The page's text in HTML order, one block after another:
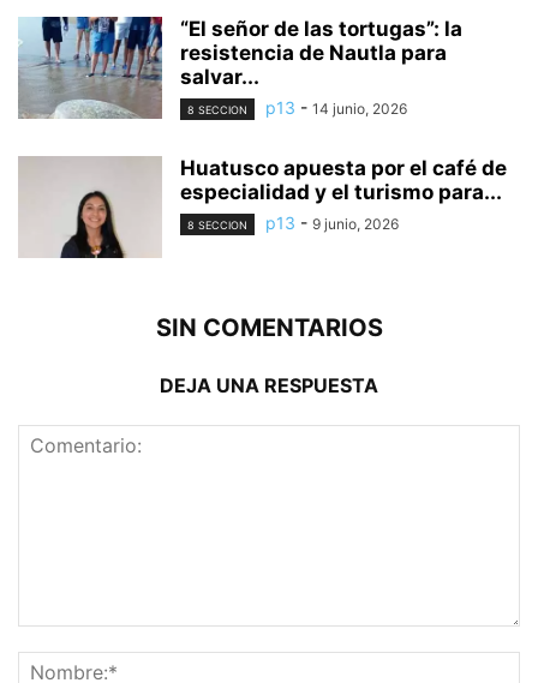
“El señor de las tortugas”: la
resistencia de Nautla para
salvar...
8 SECCION p13 - 14 junio, 2026
Huatusco apuesta por el café de
especialidad y el turismo para...
8 SECCION p13 - 9 junio, 2026
SIN COMENTARIOS
DEJA UNA RESPUESTA